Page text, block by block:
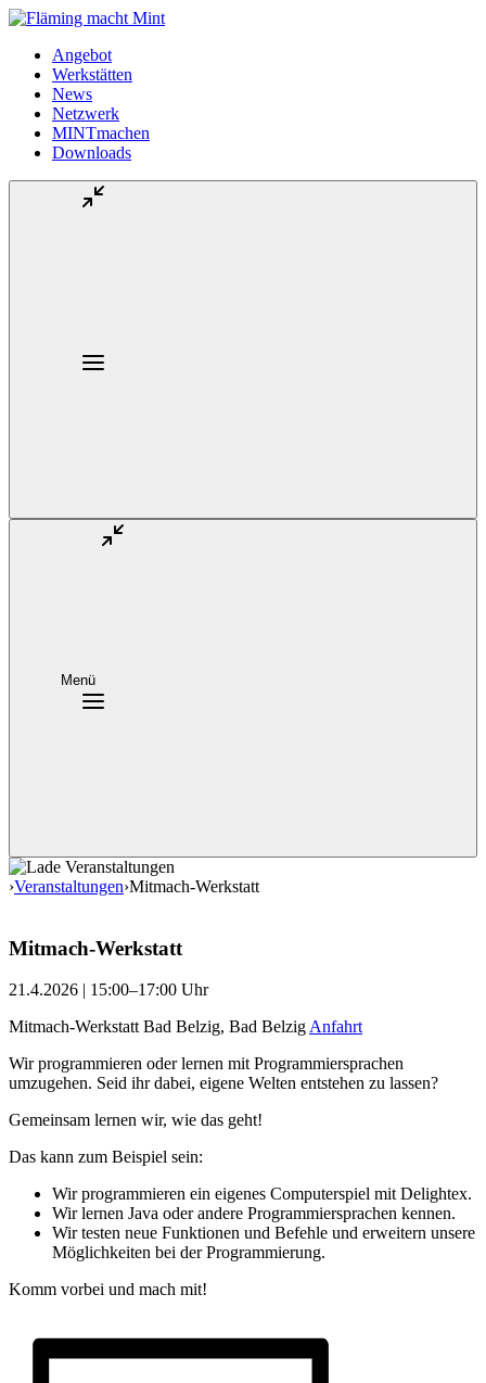
Angebot
Werkstätten
News
Netzwerk
MINTmachen
Downloads
Menü
›Veranstaltungen›Mitmach-Werkstatt
Mitmach-Werkstatt
21.4.2026 | 15:00–17:00 Uhr
Mitmach-Werkstatt Bad Belzig, Bad BelzigAnfahrt
Wir programmieren oder lernen mit Programmiersprachen
umzugehen. Seid ihr dabei, eigene Welten entstehen zu lassen?
Gemeinsam lernen wir, wie das geht!
Das kann zum Beispiel sein:
Wir programmieren ein eigenes Computerspiel mit Delightex.
Wir lernen Java oder andere Programmiersprachen kennen.
Wir testen neue Funktionen und Befehle und erweitern unsere
Möglichkeiten bei der Programmierung.
Komm vorbei und mach mit!